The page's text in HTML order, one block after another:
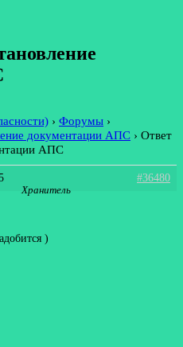
› Форумы ›
документации АПС › Ответ
АПС
#36480
Хранитель
)